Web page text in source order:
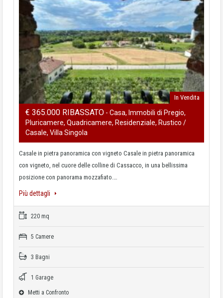
In Vendita
€ 365.000 RIBASSATO - Casa, Immobili di Pregio,
Pluricamere, Quadricamere, Residenziale, Rustico /
Casale, Villa Singola
Casale in pietra panoramica con vigneto Casale in pietra panoramica
con vigneto, nel cuore delle colline di Cassacco, in una bellissima
posizione con panorama mozzafiato.…
Più dettagli
220 mq
5 Camere
3 Bagni
1 Garage
Metti a Confronto